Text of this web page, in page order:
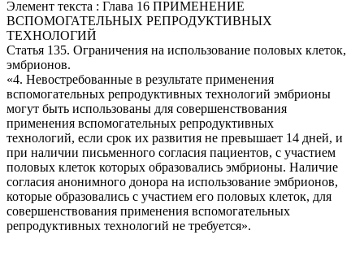
Элемент текста : Глава 16 ПРИМЕНЕНИЕ
ВСПОМОГАТЕЛЬНЫХ РЕПРОДУКТИВНЫХ
ТЕХНОЛОГИЙ
Статья 135. Ограничения на использование половых клеток,
эмбрионов.
«4. Невостребованные в результате применения
вспомогательных репродуктивных технологий эмбрионы
могут быть использованы для совершенствования
применения вспомогательных репродуктивных
технологий, если срок их развития не превышает 14 дней, и
при наличии письменного согласия пациентов, с участием
половых клеток которых образовались эмбрионы. Наличие
согласия анонимного донора на использование эмбрионов,
которые образовались с участием его половых клеток, для
совершенствования применения вспомогательных
репродуктивных технологий не требуется».